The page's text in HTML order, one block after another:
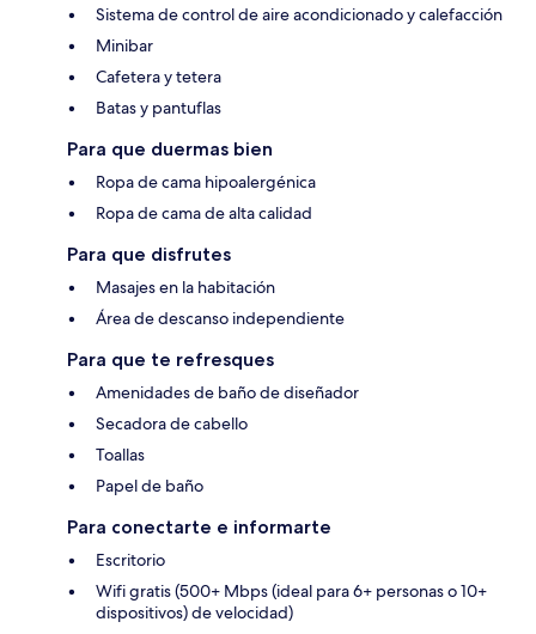
Sistema de control de aire acondicionado y calefacción
Minibar
Cafetera y tetera
Batas y pantuflas
Para que duermas bien
Ropa de cama hipoalergénica
Ropa de cama de alta calidad
Para que disfrutes
Masajes en la habitación
Área de descanso independiente
Para que te refresques
Amenidades de baño de diseñador
Secadora de cabello
Toallas
Papel de baño
Para conectarte e informarte
Escritorio
Wifi gratis (500+ Mbps (ideal para 6+ personas o 10+
dispositivos) de velocidad)